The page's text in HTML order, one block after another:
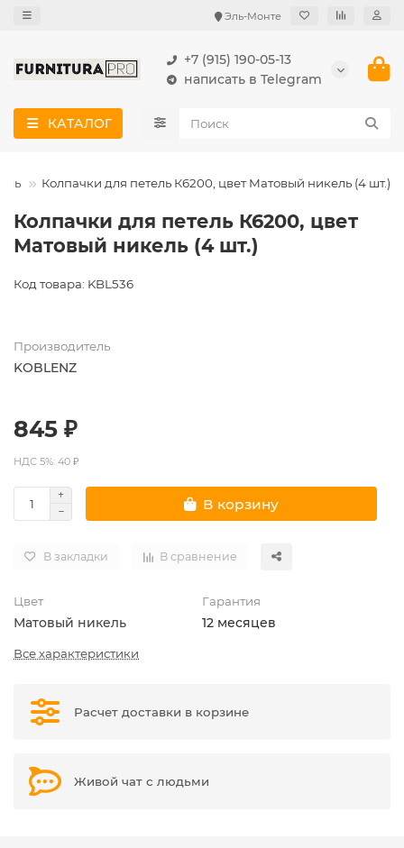
Эль-Монте
+7 (915) 190-05-13
написать в Telegram
КАТАЛОГ
Колпачки для петель К6200, цвет Матовый никель (4 шт.)
Колпачки для петель К6200, цвет
Матовый никель (4 шт.)
Код товара: KBL536
Производитель
KOBLENZ
845 ₽
НДС 5%: 40 ₽
В корзину
В закладки В сравнение
Цвет
Матовый никель
Гарантия
12 месяцев
Все характеристики
Расчет доставки в корзине
Живой чат с людьми